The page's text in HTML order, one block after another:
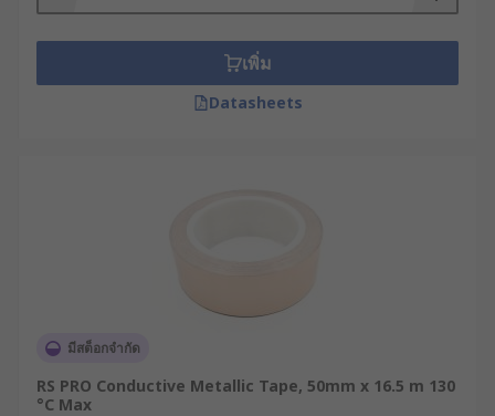
ระบบปรับอากาศและระบายอากาศ (HVAC) : ช่าง
เทคนิคมักเลือกใช้เทปอลูมิเนียมในการปิดผนึก
รอยต่อของท่อดักท์ ช่องลม และฉนวนกันความ
ร้อน เพื่อป้องกันแรงดันอากาศตก และสกัดกั้น
งานออกแบบและจัดการพื้นที่ : เปลี่ยนผนังปูน
พลาสติก หรือกระจก ให้กลายเป็นพื้นที่รองรับแม่
เหล็ก สำหรับให้วิศวกรหรือนักออกแบบใช้ดูดติด
แบบแปลน โปสการ์ด หรือเอกสารสำคัญโดยไม่
เพิ่ม
Datasheets
มีสต็อกจำกัด
RS PRO Conductive Metallic Tape, 50mm x 16.5 m 130
°C Max